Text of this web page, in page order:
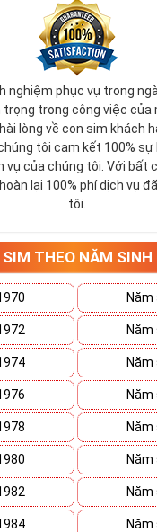
nghiệm phục vụ trong
trọng trong công việc của
lòng về con sim khách
tôi cam kết 100% sự
vụ của chúng tôi. Với bất
lại 100% phí dịch vụ
tôi.
SIM THEO NĂM SINH
Năm
Năm
Năm
Năm
Năm
Năm
Năm